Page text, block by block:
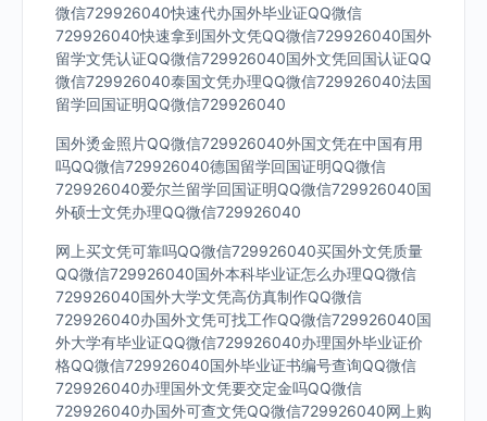
微信729926040快速代办国外毕业证QQ微信
729926040快速拿到国外文凭QQ微信729926040国外
留学文凭认证QQ微信729926040国外文凭回国认证QQ
微信729926040泰国文凭办理QQ微信729926040法国
留学回国证明QQ微信729926040
国外烫金照片QQ微信729926040外国文凭在中国有用
吗QQ微信729926040德国留学回国证明QQ微信
729926040爱尔兰留学回国证明QQ微信729926040国
外硕士文凭办理QQ微信729926040
网上买文凭可靠吗QQ微信729926040买国外文凭质量
QQ微信729926040国外本科毕业证怎么办理QQ微信
729926040国外大学文凭高仿真制作QQ微信
729926040办国外文凭可找工作QQ微信729926040国
外大学有毕业证QQ微信729926040办理国外毕业证价
格QQ微信729926040国外毕业证书编号查询QQ微信
729926040办理国外文凭要交定金吗QQ微信
729926040办国外可查文凭QQ微信729926040网上购